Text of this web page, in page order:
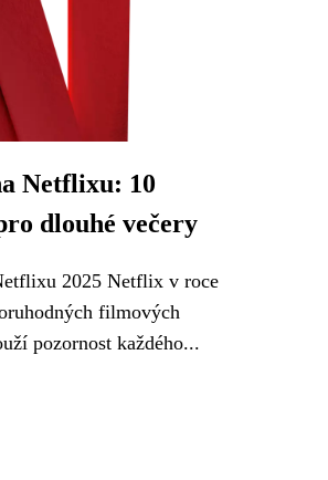
Netflixu: 10
dlouhé večery
2025 Netflix v roce
filmových
pozornost každého...